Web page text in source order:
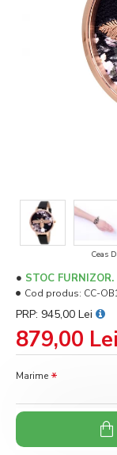
Ceas
879,00 Lei
PRP: 945,00 Lei
STOC
Cod produs: CC-
Marime